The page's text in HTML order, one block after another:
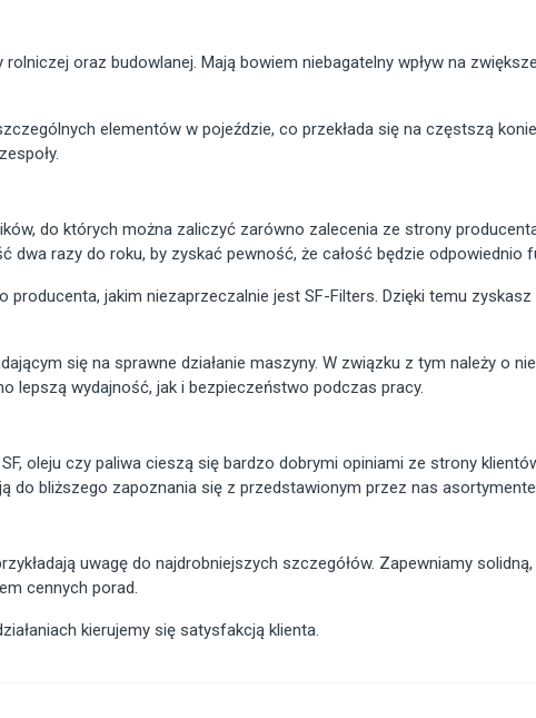
oraz budowlanej. Mają bowiem niebagatelny wpływ na
elementów w pojeździe, co przekłada się na częstszą
do których można zaliczyć zarówno zalecenia ze strony
razy do roku, by zyskać pewność, że całość będzie odpowiednio
jakim niezaprzeczalnie jest SF-Filters. Dzięki temu
się na sprawne działanie maszyny. W związku z tym należy o
lepszą wydajność, jak i bezpieczeństwo podczas pracy.
oleju czy paliwa cieszą się bardzo dobrymi opiniami ze strony
do bliższego zapoznania się z przedstawionym przez nas
uwagę do najdrobniejszych szczegółów. Zapewniamy
cennych porad.
kierujemy się satysfakcją klienta.